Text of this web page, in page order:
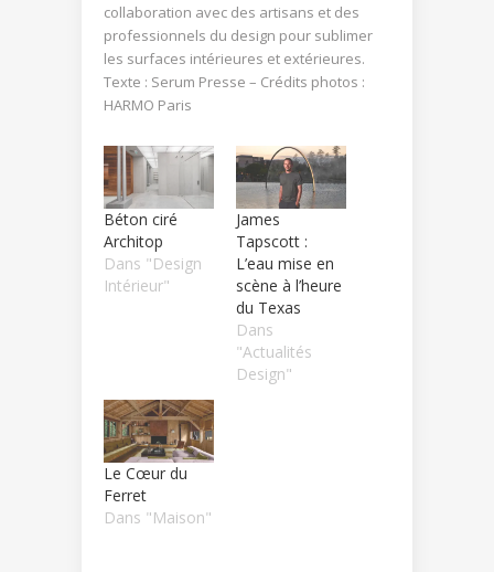
collaboration avec des artisans et des
professionnels du design pour sublimer
les surfaces intérieures et extérieures.
Texte : Serum Presse – Crédits photos :
HARMO Paris
Béton ciré
Architop
Dans "Design
Intérieur"
James
Tapscott :
L’eau mise en
scène à l’heure
du Texas
Dans
"Actualités
Design"
Le Cœur du
Ferret
Dans "Maison"